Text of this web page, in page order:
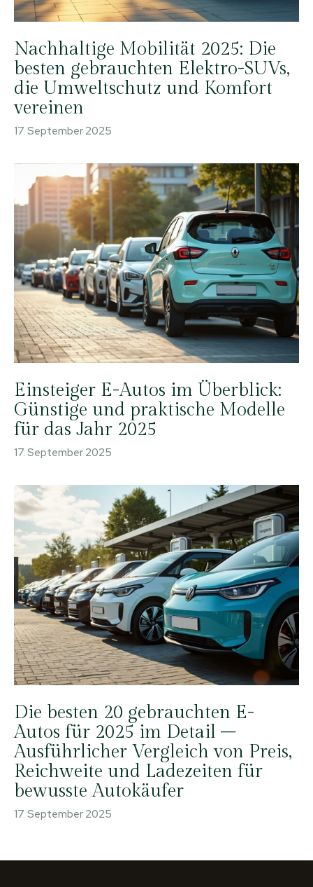
Nachhaltige Mobilität 2025: Die
besten gebrauchten Elektro-SUVs,
die Umweltschutz und Komfort
vereinen
17. September 2025
Einsteiger E-Autos im Überblick:
Günstige und praktische Modelle
für das Jahr 2025
17. September 2025
Die besten 20 gebrauchten E-
Autos für 2025 im Detail –
Ausführlicher Vergleich von Preis,
Reichweite und Ladezeiten für
bewusste Autokäufer
17. September 2025